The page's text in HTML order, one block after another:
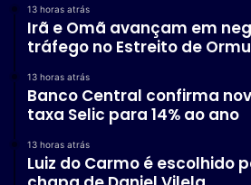
13 horas atrás
Irã e Omã avançam em
tráfego no Estreito de
13 horas atrás
Banco Central confirma
taxa Selic para 14% ao ano
13 horas atrás
Luiz do Carmo é escolhido